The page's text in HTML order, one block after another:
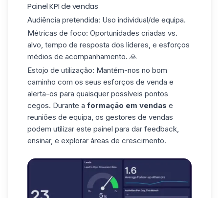
Painel KPI de vendas
Audiência pretendida: Uso individual/de equipa.
Métricas de foco: Oportunidades criadas vs.
alvo, tempo de resposta dos líderes, e esforços
médios de acompanhamento. 🙏
Estojo de utilização: Mantém-nos no bom
caminho com os seus esforços de venda e
alerta-os para quaisquer possíveis pontos
cegos. Durante a formação em vendas e
reuniões de equipa, os gestores de vendas
podem utilizar este painel para dar feedback,
ensinar, e explorar áreas de crescimento.